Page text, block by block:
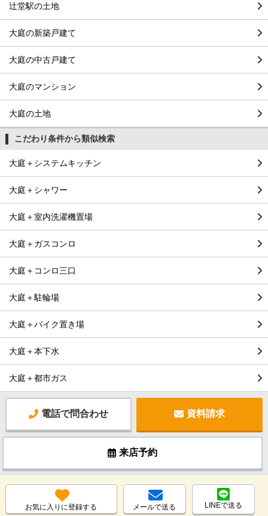
辻堂駅の土地
大庭の新築戸建て
大庭の中古戸建て
大庭のマンション
大庭の土地
こだわり条件から類似検索
大庭＋システムキッチン
大庭＋シャワー
大庭＋室内洗濯機置場
大庭＋ガスコンロ
大庭＋コンロ三口
大庭＋駐輪場
大庭＋バイク置き場
大庭＋本下水
大庭＋都市ガス
電話で問合わせ 資料請求
来店予約
お気に入りに登録する メールで送る LINEで送る